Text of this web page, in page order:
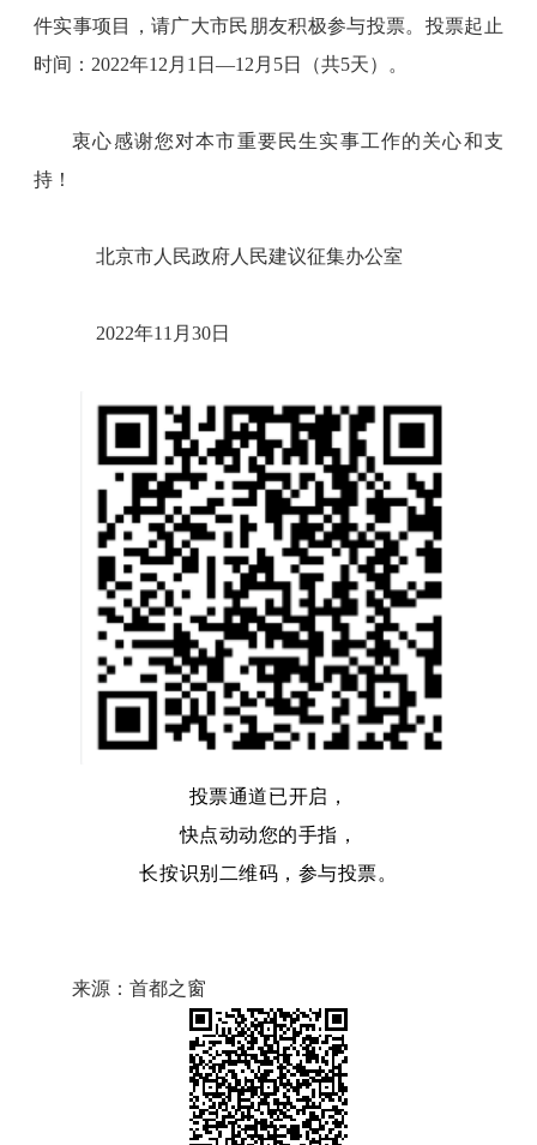
件实事项目，请广大市民朋友积极参与投票。投票起止
时间： 2022年12月1日—12月5日（共5天）。
衷心感谢您对本市重要民生实事工作的关心和支
持！
北京市人民政府人民建议征集办公室
2022年11月30日
投票通道已开启，
快点动动您的手指，
长按识别二维码，参与投票。
来源：首都之窗